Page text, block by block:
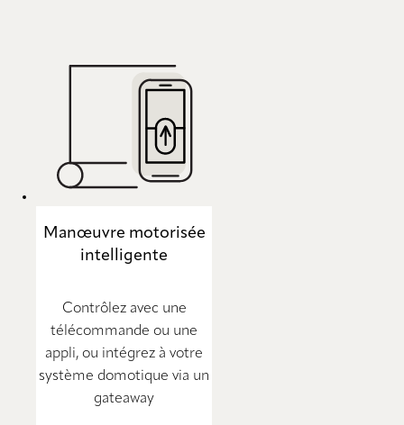
Manœuvre motorisée
intelligente
Contrôlez avec une
télécommande ou une
appli, ou intégrez à votre
système domotique via un
gateaway